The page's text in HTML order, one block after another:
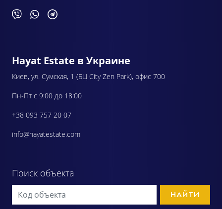
Hayat Estate в Украине
Киев, ул. Сумская, 1 (БЦ City Zen Park), офис 700
Пн-Пт с 9:00 до 18:00
+38 093 757 20 07
info@hayatestate.com
Поиск объекта
НАЙТИ